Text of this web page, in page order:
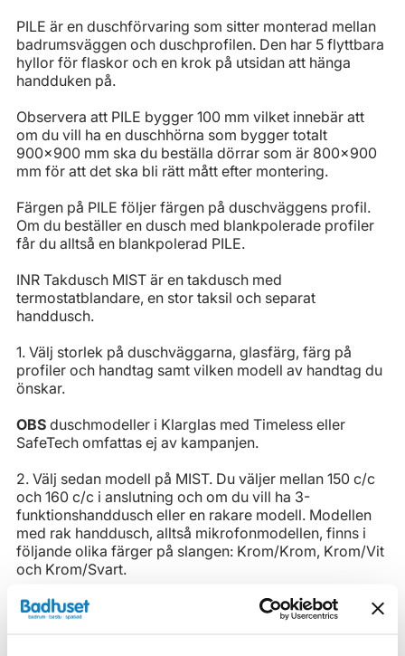
PILE är en duschförvaring som sitter monterad mellan
badrumsväggen och duschprofilen. Den har 5 flyttbara
hyllor för flaskor och en krok på utsidan att hänga
handduken på.
Observera att PILE bygger 100 mm vilket innebär att
om du vill ha en duschhörna som bygger totalt
900x900 mm ska du beställa dörrar som är 800x900
mm för att det ska bli rätt mått efter montering.
Färgen på PILE följer färgen på duschväggens profil.
Om du beställer en dusch med blankpolerade profiler
får du alltså en blankpolerad PILE.
INR Takdusch MIST är en takdusch med
termostatblandare, en stor taksil och separat
handdusch.
1. Välj storlek på duschväggarna, glasfärg, färg på
profiler och handtag samt vilken modell av handtag du
önskar.
OBS duschmodeller i Klarglas med Timeless eller
SafeTech omfattas ej av kampanjen.
2. Välj sedan modell på MIST. Du väljer mellan 150 c/c
och 160 c/c i anslutning och om du vill ha 3-
funktionshanddusch eller en rakare modell. Modellen
med rak handdusch, alltså mikrofonmodellen, finns i
följande olika färger på slangen: Krom/Krom, Krom/Vit
och Krom/Svart.